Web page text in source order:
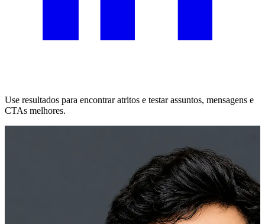
Use resultados para encontrar atritos e testar assuntos, mensagens e
CTAs melhores.